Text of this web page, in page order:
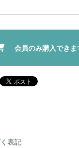
会員のみ購入できま
表記